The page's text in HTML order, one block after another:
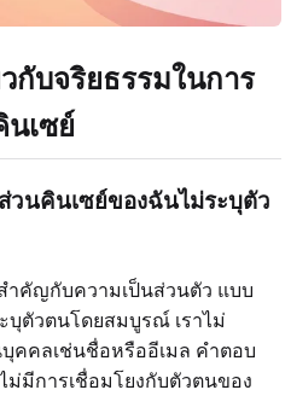
กับจริยธรรมในการ
เซย์
นคินเซย์ของฉันไม่ระบุตัว
คัญกับความเป็นส่วนตัว แบบ
ตัวตนโดยสมบูรณ์ เราไม่
คคลเช่นชื่อหรืออีเมล คำตอบ
มีการเชื่อมโยงกับตัวตนของ